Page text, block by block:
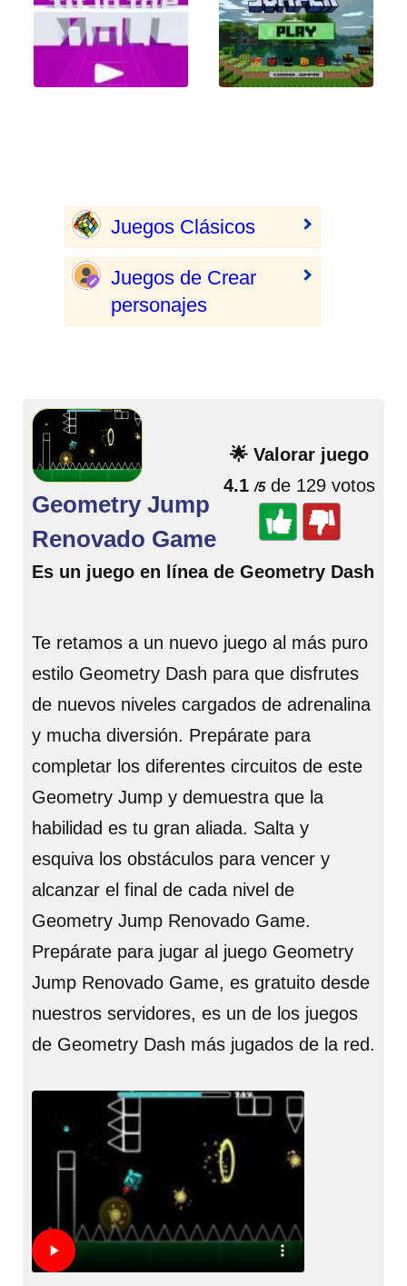
Juegos Clásicos
Juegos de Crear
personajes
🌟 Valorar juego
4.1 /5de 129 votos
Geometry Jump
Renovado Game
Es un juego en línea de Geometry Dash
Te retamos a un nuevo juego al más puro
estilo Geometry Dash para que disfrutes
de nuevos niveles cargados de adrenalina
y mucha diversión. Prepárate para
completar los diferentes circuitos de este
Geometry Jump y demuestra que la
habilidad es tu gran aliada. Salta y
esquiva los obstáculos para vencer y
alcanzar el final de cada nivel de
Geometry Jump Renovado Game.
Prepárate para jugar al juego Geometry
Jump Renovado Game, es gratuito desde
nuestros servidores, es un de los juegos
de Geometry Dash más jugados de la red.